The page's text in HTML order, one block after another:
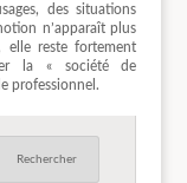
des situations
n’apparaît plus
elle reste fortement
la « société de
professionnel.